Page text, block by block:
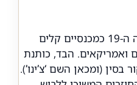
הצ’ינו החלו את דרכם במאה ה-19 כמכנסיים קלים
ואמריקאים. הבד, כותנת
(ומכאן השם ‘צ’ינו’).